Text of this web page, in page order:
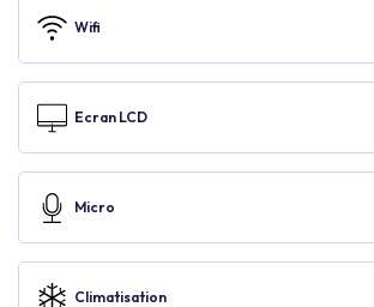
Wifi
Ecran LCD
Micro
Climatisation